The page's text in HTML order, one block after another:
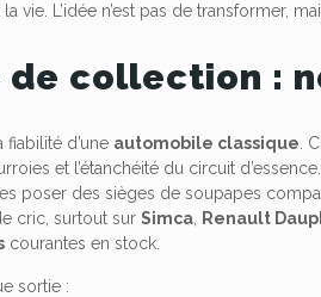
L’idée n’est pas de transformer,
collection :
fiabilité d’une automobile classique .
et l’étanchéité du circuit
poser des sièges de soupapes
cric, surtout surSimca Renault
courantes en stock.
sortie :